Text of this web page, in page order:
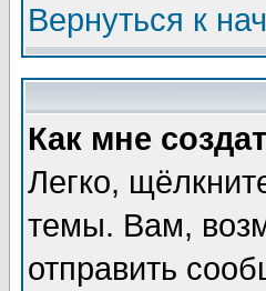
Вернуться к
Как мне
Легко,
темы. Вам,
отправить